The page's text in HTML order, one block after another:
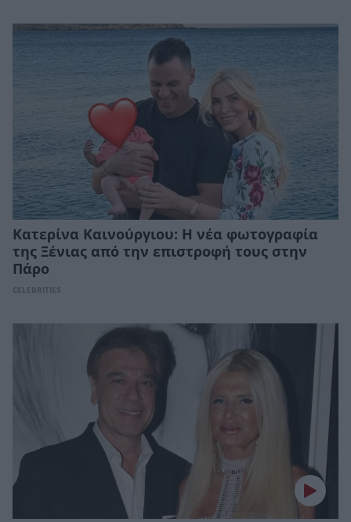
Κατερίνα Καινούργιου: Η νέα φωτογραφία
της Ξένιας από την επιστροφή τους στην
Πάρο
CELEBRITIES